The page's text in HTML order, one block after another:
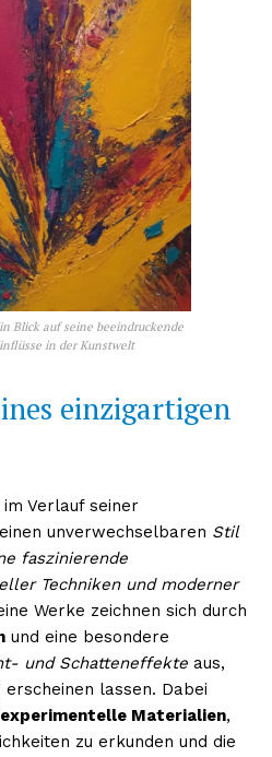
Blick auf seine beeindruckende
in der Kunstwelt
einzigartigen
Verlauf seiner
unverwechselbaren Stil
faszinierende
Techniken und moderner
Werke zeichnen sich durch
und eine besondere
und Schatteneffekte aus,
lassen. Dabei
experimentelle Materialien,
zu erkunden und die